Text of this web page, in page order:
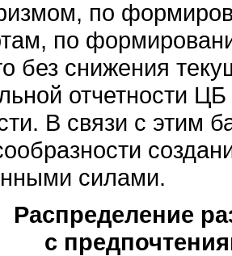
по
по
без снижения
отчетности
В связи с этим
силами.
Распределение
с